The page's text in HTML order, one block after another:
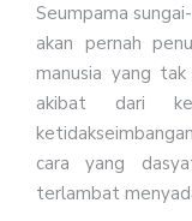
Seumpama
akan pernah
manusia yang
akibat dari
cara yang
terlambat